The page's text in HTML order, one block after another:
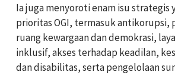
Ia juga menyoroti enam isu strategis
prioritas OGI, termasuk antikorupsi,
ruang kewargaan dan demokrasi,
inklusif, akses terhadap keadilan,
dan disabilitas, serta pengelolaan